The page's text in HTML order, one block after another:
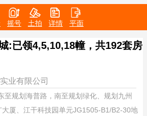
摇号 土拍 详情 平面
:已领4,5,10,18幢，共192套房
业有限公司
至规划海普路，南至规划绿化、规划九州
厦、江干科技园单元JG1505-B1/B2-30地